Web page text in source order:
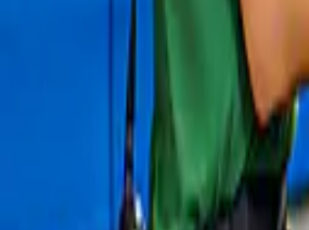
Slide 1 of 1, Visitors folding origami cranes
at Hiroshima Orizuru Tower with city view.